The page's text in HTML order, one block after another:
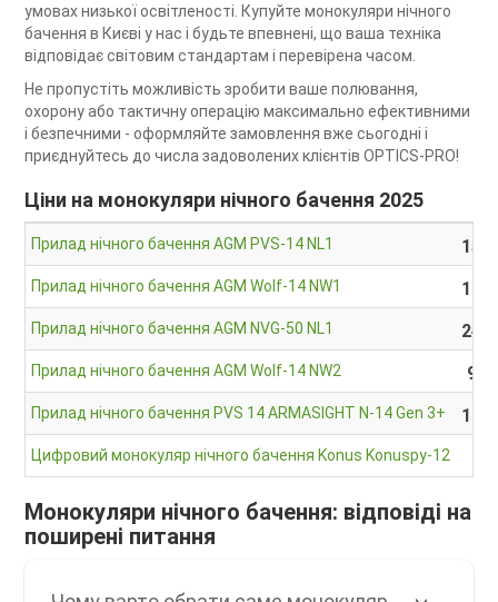
умовах низької освітленості. Купуйте монокуляри нічного
бачення в Києві у нас і будьте впевнені, що ваша техніка
відповідає світовим стандартам і перевірена часом.
Не пропустіть можливість зробити ваше полювання,
охорону або тактичну операцію максимально ефективними
і безпечними - оформляйте замовлення вже сьогодні і
приєднуйтесь до числа задоволених клієнтів OPTICS-PRO!
Ціни на монокуляри нічного бачення 2025
Прилад нічного бачення AGM PVS-14 NL1 153
Прилад нічного бачення AGM Wolf-14 NW1 105
Прилад нічного бачення AGM NVG-50 NL1 245
Прилад нічного бачення AGM Wolf-14 NW2 95
Прилад нічного бачення PVS 14 ARMASIGHT N-14 Gen 3+ 174
Цифровий монокуляр нічного бачення Konus Konuspy-12
Монокуляри нічного бачення: відповіді на
поширені питання